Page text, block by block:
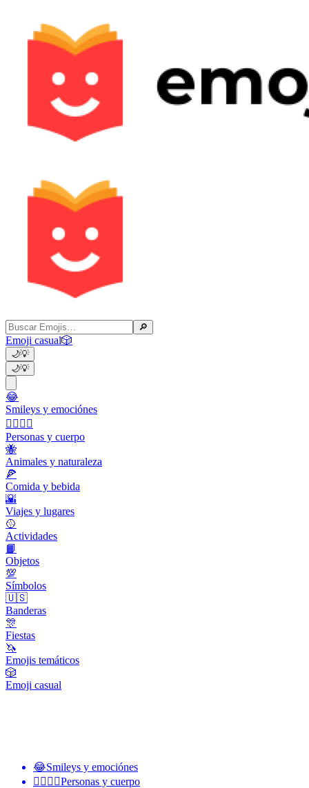
🔎
Emoji casual🎲
🌙💡
🌙💡
😂
Smileys y emociónes
👩‍❤️‍💋‍👨
Personas y cuerpo
🐝
Animales y naturaleza
🍕
Comida y bebida
🌇
Viajes y lugares
🥎
Actividades
📙
Objetos
💯
Símbolos
🇺🇸
Banderas
🎊
Fiestas
🦄
Emojis temáticos
🎲
Emoji casual
😂Smileys y emociónes
👩‍❤️‍💋‍👨Personas y cuerpo